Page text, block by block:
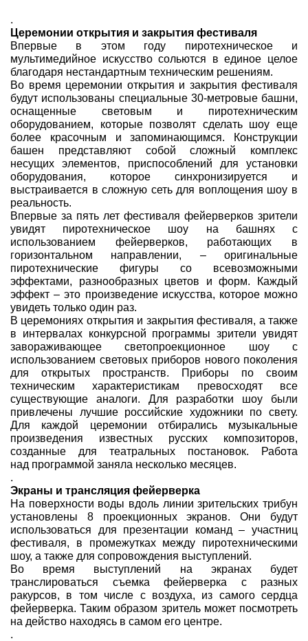
.
Церемонии открытия и закрытия фестиваля
Впервые в этом году пиротехническое и
мультимедийное искусство сольются в единое целое
благодаря нестандартным техническим решениям.
Во время церемонии открытия и закрытия фестиваля
будут использованы специальные 30-метровые башни,
оснащенные световым и пиротехническим
оборудованием, которые позволят сделать шоу еще
более красочным и запоминающимся. Конструкции
башен представляют собой сложный комплекс
несущих элементов, приспособлений для установки
оборудования, которое синхронизируется и
выстраивается в сложную сеть для воплощения шоу в
реальность.
Впервые за пять лет фестиваля фейерверков зрители
увидят пиротехническое шоу на башнях с
использованием фейерверков, работающих в
горизонтальном направлении, –
оригинальные
пиротехнические фигуры со всевозможными
эффектами, разнообразных цветов и форм. Каждый
эффект – это произведение искусства, которое можно
увидеть только один раз.
В церемониях открытия и закрытия фестиваля, а также
в интервалах конкурсной программы зрители увидят
завораживающее светопроекционное шоу с
использованием световых приборов нового поколения
для открытых пространств. Приборы по своим
техническим характеристикам превосходят все
существующие аналоги. Для разработки шоу были
привлечены лучшие российские художники по свету.
Для каждой церемонии отбирались музыкальные
произведения известных русских композиторов,
созданные для театральных постановок. Работа
над программой заняла несколько месяцев.
.
Экраны и трансляция фейерверка
На поверхности воды вдоль линии зрительских трибун
установлены 8 проекционных экранов. Они будут
использоваться для презентации команд – участниц
фестиваля, в промежутках между пиротехническими
шоу, а также для сопровождения выступлений.
Во время выступлений на экранах будет
транслироваться съемка фейерверка с разных
ракурсов, в том числе с воздуха, из самого сердца
фейерверка. Таким образом зритель может посмотреть
на действо находясь в самом его центре.
.